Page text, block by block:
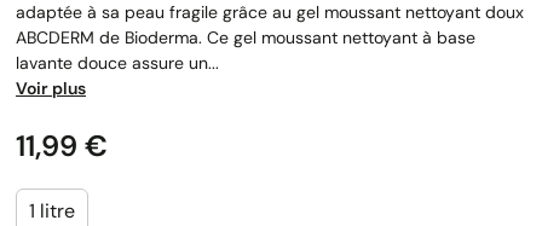
adaptée à sa peau fragile grâce au gel moussant nettoyant doux
ABCDERM de Bioderma. Ce gel moussant nettoyant à base
lavante douce assure un...
Voir plus
Prix
11,99 €
1 litre